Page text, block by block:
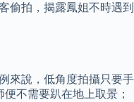
偷拍，揭露鳳姐不時遇到
來說，低角度拍攝只要手
不需要趴在地上取景；